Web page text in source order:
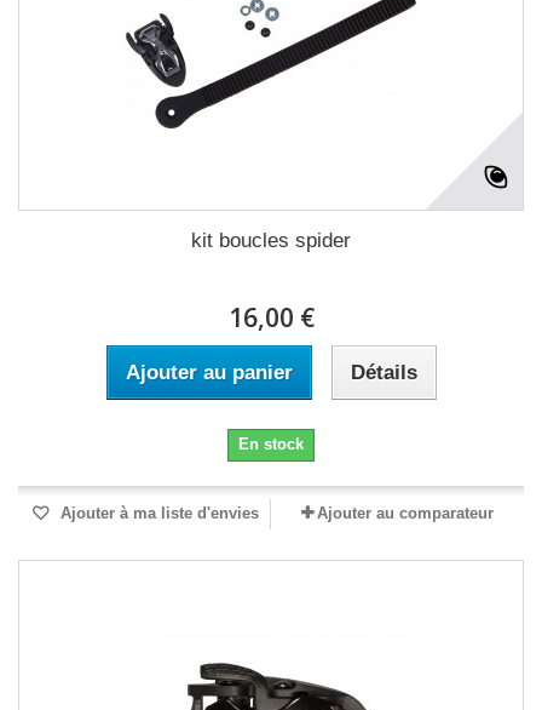
kit boucles spider
16,00 €
Ajouter au panier Détails
En stock
Ajouter à ma liste d'envies Ajouter au comparateur